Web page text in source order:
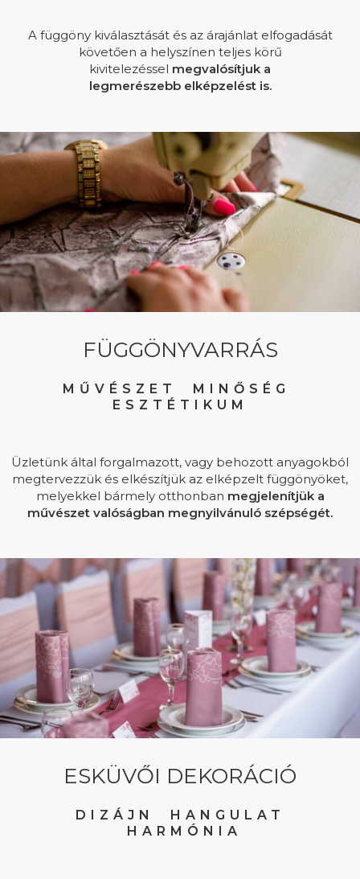
A függöny kiválasztását és az árajánlat elfogadását
követően a helyszínen teljes körű
kivitelezéssel megvalósítjuk a
legmerészebb elképzelést is.
FÜGGÖNYVARRÁS
MŰVÉSZET MINŐSÉG
ESZTÉTIKUM
Üzletünk által forgalmazott, vagy behozott anyagokból
megtervezzük és elkészítjük az elképzelt függönyöket,
melyekkel bármely otthonban megjelenítjük a
művészet valóságban megnyilvánuló szépségét.
ESKÜVŐI DEKORÁCIÓ
DIZÁJN HANGULAT
HARMÓNIA